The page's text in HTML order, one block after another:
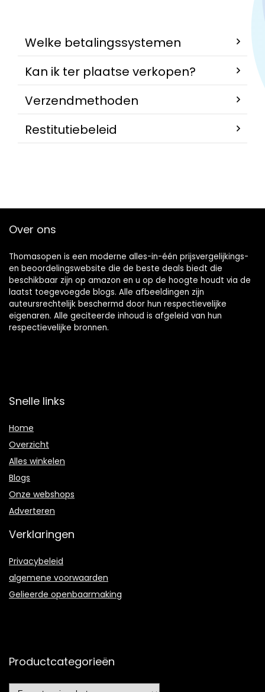
Welke betalingssystemen
Kan ik ter plaatse verkopen?
Verzendmethoden
Restitutiebeleid
Over ons
Thomasopen is een moderne alles-in-één prijsvergelijkings-
en beoordelingswebsite die de beste deals biedt die
beschikbaar zijn op amazon en u op de hoogte houdt via de
laatst toegevoegde blogs. Alle afbeeldingen zijn
auteursrechtelijk beschermd door hun respectievelijke
eigenaren. Alle geciteerde inhoud is afgeleid van hun
respectievelijke bronnen.
Snelle links
Home
Overzicht
Alles winkelen
Blogs
Onze webshops
Adverteren
Verklaringen
Privacybeleid
algemene voorwaarden
Gelieerde openbaarmaking
Productcategorieën